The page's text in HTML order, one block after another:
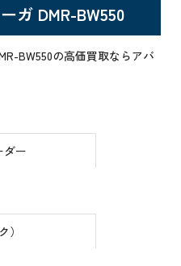
ガ DMR-BW550
BW550の高価買取ならアバ
ダー
）